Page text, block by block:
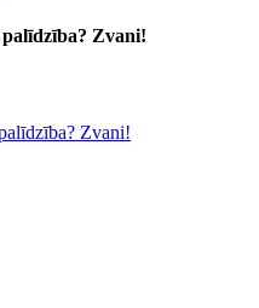
palīdzība? Zvani!
Zvani!